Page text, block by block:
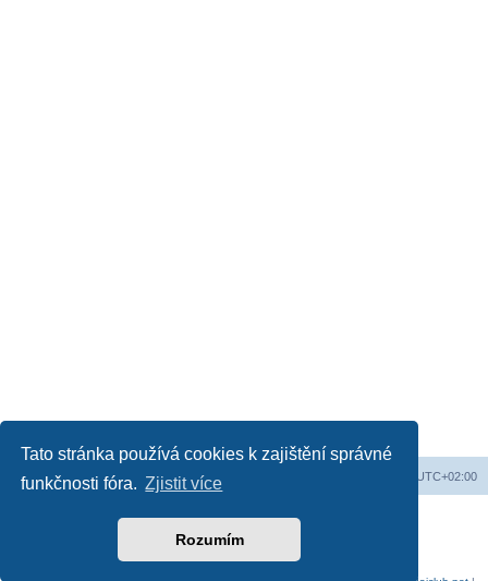
Tato stránka používá cookies k zajištění správné
funkčnosti fóra. Zjistit více
Rozumím
Web Obsah fóra UTC+02:00
Český překlad –